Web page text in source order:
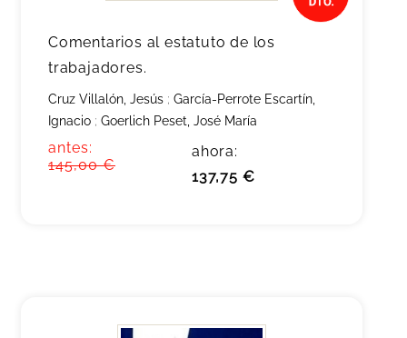
Comentarios al estatuto de los
trabajadores.
Cruz Villalón, Jesús ; García-Perrote Escartín,
Ignacio ; Goerlich Peset, José María
antes:
145,00 €
ahora:
137,75 €